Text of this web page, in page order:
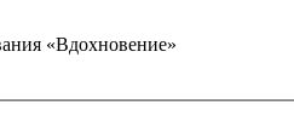
«Вдохновение»